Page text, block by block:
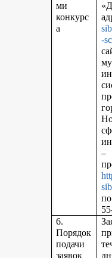
ми
конкурс
а
-
–
6.
Порядок
подачи
заявок